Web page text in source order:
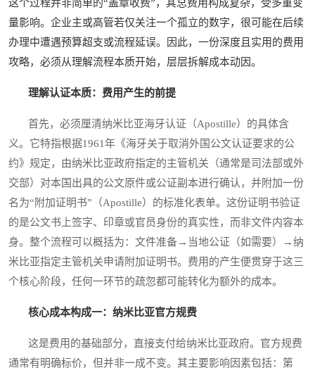
这个过程并非简单的“盖章收费”，其总费用构成复杂，受多重变
量影响。企业主或高管若仅关注一个孤立的数字，很可能在后续
办理中遭遇预算超支或流程延误。因此，一份深度且实用的费用
攻略，必须从理解流程本质开始，层层拆解成本动因。
理解认证本质：费用产生的前提
首先，必须厘清纳米比亚海牙认证（Apostille）的具体含
义。它特指根据1961年《海牙关于取消外国公文认证要求的公
约》规定，由纳米比亚政府指定的主管机关（通常是司法部或外
交部）对本国出具的公文原件或公证副本进行确认，并附加一份
名为“附加证明书”（Apostille）的标准化表单。这份证明书验证
的是公文书上签字、印章或官员身份的真实性，而非文件内容本
身。整个流程可以概括为：文件准备→当地公证（如需要）→纳
米比亚指定主管机关申请附加证明书。费用的产生便贯穿于这三
个核心阶段，任何一环节的疏忽都可能转化为额外的成本。
核心成本构成一：纳米比亚官方规费
这是费用的基础部分，直接支付给纳米比亚政府。官方规费
通常有明确标价，但并非一成不变。其主要影响因素包括：第